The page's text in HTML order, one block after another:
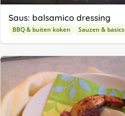
Saus: balsamico dressing
BBQ & buiten koken Sauzen & basics